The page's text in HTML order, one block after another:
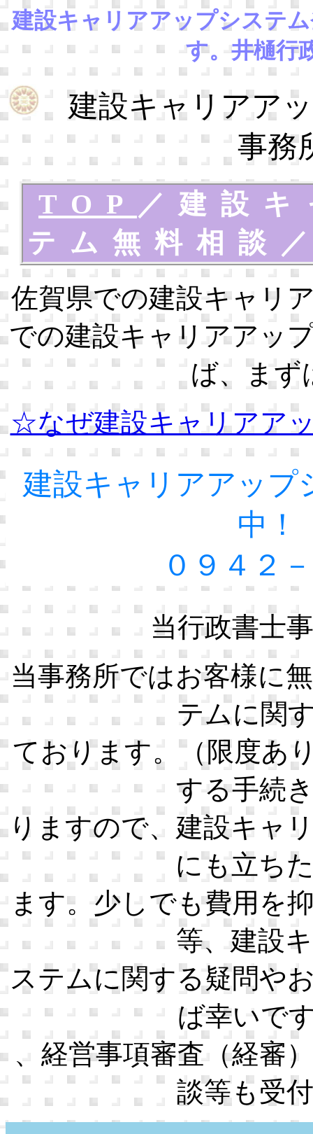
建設キャリアアップシステ
す。井樋行
建設キャリアアッ
事務
TOP ／ 建設
テム無料相談
佐賀県での建設キャリ
での建設キャリアアッ
ば、まず
☆なぜ建設キャリアア
建設キャリアアップ
中！
０９４２
当行政書士
当事務所ではお客様に
テムに関
ております。（限度あ
する手続
りますので、建設キャ
にも立ち
ます。少しでも費用を
等、建設
ステムに関する疑問や
ば幸いで
、経営事項審査（経審
談等も受